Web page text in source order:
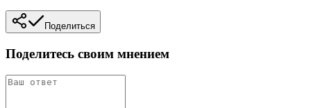
Поделиться
Поделитесь своим мнением